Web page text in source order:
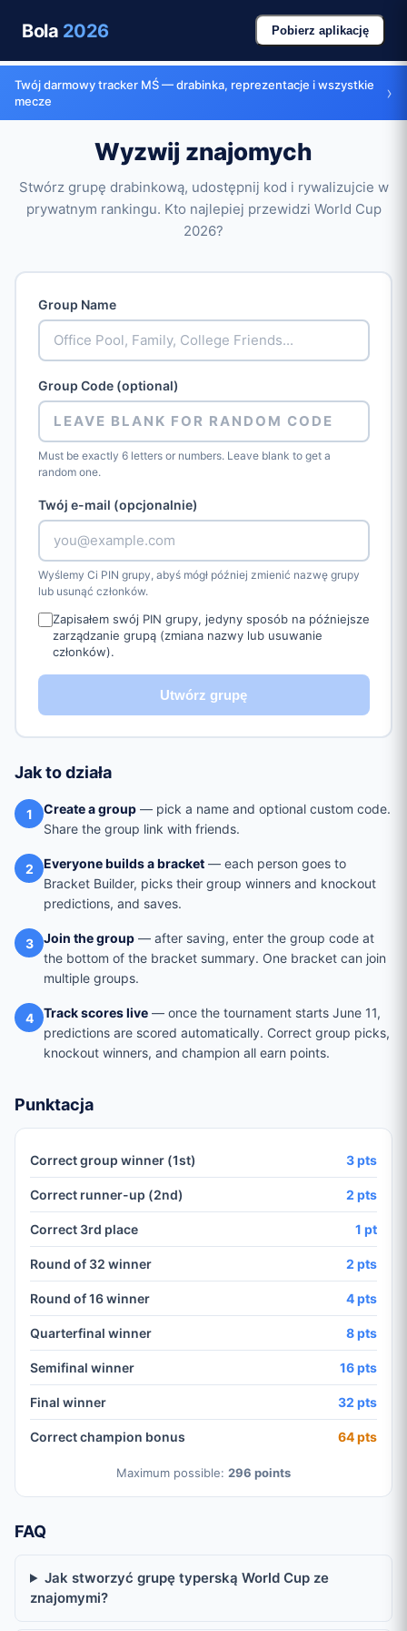
Bola 2026 Pobierz aplikację
Twój darmowy tracker MŚ — drabinka, reprezentacje i wszystkie
mecze
›
Wyzwij znajomych
Stwórz grupę drabinkową, udostępnij kod i rywalizujcie w
prywatnym rankingu. Kto najlepiej przewidzi World Cup
2026?
Group Name
Group Code (optional)
Must be exactly 6 letters or numbers. Leave blank to get a
random one.
Twój e-mail (opcjonalnie)
Wyślemy Ci PIN grupy, abyś mógł później zmienić nazwę grupy
lub usunąć członków.
Zapisałem swój PIN grupy, jedyny sposób na późniejsze
zarządzanie grupą (zmiana nazwy lub usuwanie
członków).
Utwórz grupę
Jak to działa
1 Create a group — pick a name and optional custom code.
Share the group link with friends.
2 Everyone builds a bracket — each person goes to
Bracket Builder, picks their group winners and knockout
predictions, and saves.
3 Join the group — after saving, enter the group code at
the bottom of the bracket summary. One bracket can join
multiple groups.
4 Track scores live — once the tournament starts June 11,
predictions are scored automatically. Correct group picks,
knockout winners, and champion all earn points.
Punktacja
Correct group winner (1st) 3 pts
Correct runner-up (2nd) 2 pts
Correct 3rd place 1 pt
Round of 32 winner 2 pts
Round of 16 winner 4 pts
Quarterfinal winner 8 pts
Semifinal winner 16 pts
Final winner 32 pts
Correct champion bonus 64 pts
Maximum possible: 296 points
FAQ
Jak stworzyć grupę typerską World Cup ze
znajomymi?